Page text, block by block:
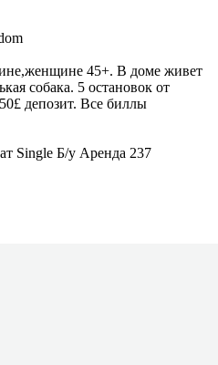
45+. В доме живет
собака. 5 остановок от
депозит. Все биллы
Single Б/у Аренда 237